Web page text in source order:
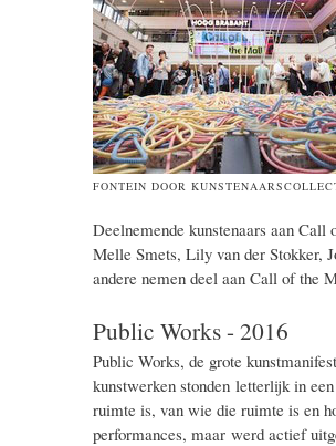
FONTEIN DOOR
Deelnemende kunstenaars aan
Melle Smets, Lily van der Stokker,
andere nemen deel aan Call of the
Public Works - 2016
Public Works, de grote
kunstwerken stonden letterlijk in
ruimte is, van wie die ruimte is en
performances, maar werd actief